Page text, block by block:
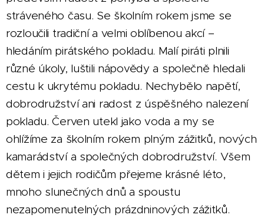
stráveného času. Se školním rokem jsme se
rozloučili tradiční a velmi oblíbenou akcí –
hledáním pirátského pokladu. Malí piráti plnili
různé úkoly, luštili nápovědy a společně hledali
cestu k ukrytému pokladu. Nechybělo napětí,
dobrodružství ani radost z úspěšného nalezení
pokladu. Červen utekl jako voda a my se
ohlížíme za školním rokem plným zážitků, nových
kamarádství a společných dobrodružství. Všem
dětem i jejich rodičům přejeme krásné léto,
mnoho slunečných dnů a spoustu
nezapomenutelných prázdninových zážitků.